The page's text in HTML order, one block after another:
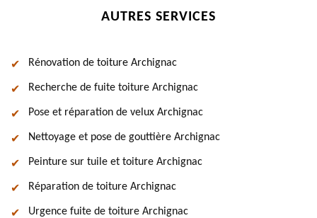
AUTRES SERVICES
Rénovation de toiture Archignac
Recherche de fuite toiture Archignac
Pose et réparation de velux Archignac
Nettoyage et pose de gouttière Archignac
Peinture sur tuile et toiture Archignac
Réparation de toiture Archignac
Urgence fuite de toiture Archignac